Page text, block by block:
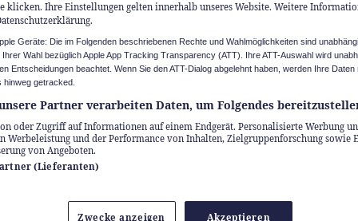
eine Pause, die mehr als nur ganz nett ist?
klicken. Ihre Einstellungen gelten innerhalb unseres Website. Weitere
Geräte: Die im Folgenden beschriebenen Rechte und Wahlmöglichkeiten sind
Wahl bezüglich Apple App Tracking Transparency (ATT). Ihre ATT-Auswahl wird
Entscheidungen beachtet. Wenn Sie den ATT-Dialog abgelehnt haben, werden Ihre Daten
hinweg getracked.
Partner verarbeiten Daten, um Folgendes
oder Zugriff auf Informationen auf einem Endgerät. Personalisierte Werbung
Werbeleistung und der Performance von Inhalten, Zielgruppenforschung sowie
von Angeboten.
(Lieferanten)
Zwecke anzeigen Akzeptieren